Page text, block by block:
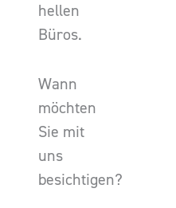
hellen
Büros.
Wann
möchten
Sie mit
uns
besichtigen?